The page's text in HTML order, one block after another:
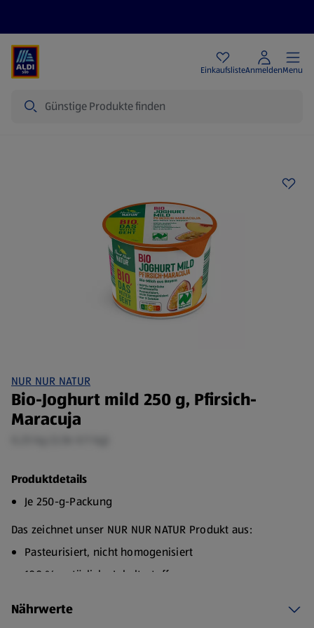
EinkaufslisteAnmeldenMenu
NUR NUR NATUR
Bio-Joghurt mild 250 g, Pfirsich-
Maracuja
Produktdetails
Je 250-g-Packung
Das zeichnet unser NUR NUR NATUR Produkt aus:
Pasteurisiert, nicht homogenisiert
100 % natürliche Inhaltsstoffe
Nährwerte